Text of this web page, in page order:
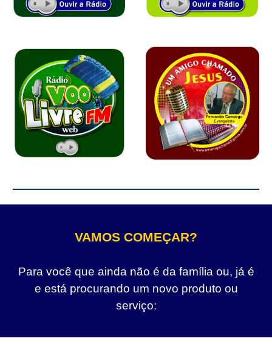
VAMOS COMEÇAR?
Para você que ainda não é da família ou, já é
e está procurando um novo produto ou
serviço: